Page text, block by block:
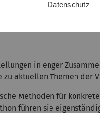
in enger
aktuellen Themen der
Methoden für
führen sie
Datenschutz